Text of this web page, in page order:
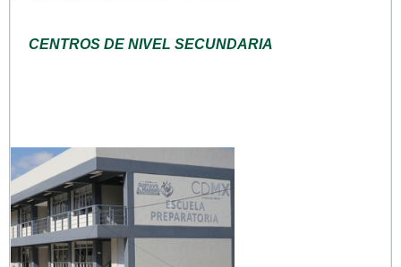
CENTROS DE NIVEL SECUNDARIA